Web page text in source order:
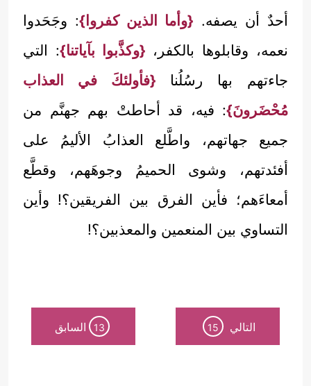
أحدٌ أن يصفه. {وأما الذين كفروا}: وجَحَدوا
نعمه، وقابلوها بالكفر، {وكذَّبوا بآياتنا}: التي
جاءتهم بها رسُلُنا {فأولئكَ في العذاب
مُحْضَرونَ}: فيه، قد أحاطتْ بهم جهنَّم من
جميع جهاتهم، واطَّلع العذابُ الأليمُ على
أفئدتهم، وشوى الحميمُ وجوهَهم، وقطَّع
أمعاءَهم؛ فأين الفرق بين الفريقين؟! وأين
التساوي بين المنعمين والمعذبين؟!
التالي 15
13 السابق